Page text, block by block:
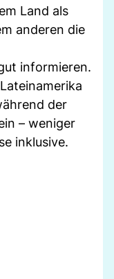
Land als
anderen die
informieren.
der
– weniger
inklusive.